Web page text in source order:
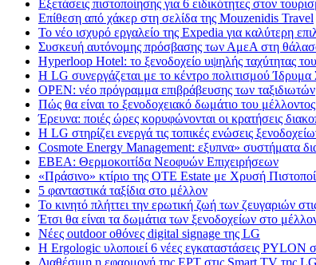
Εξετάσεις πιστοποίησης για 6 ειδικότητες στον
Επίθεση από χάκερ στη σελίδα της Mouzenidis Travel
Το νέο ισχυρό εργαλείο της Expedia για καλύτερη
Συσκευή αυτόνομης πρόσβασης των ΑμεΑ στη
Hyperloop Hotel: το ξενοδοχείο υψηλής ταχύτητας
Η LG συνεργάζεται με το κέντρο πολιτισμού Ίδρυμα
OPEN: νέο πρόγραμμα επιβράβευσης των ταξιδιωτών
Πώς θα είναι το ξενοδοχειακό δωμάτιο του μέλλοντος
Έρευνα: ποιές ώρες κορυφώνονται οι κρατήσεις
Η LG στηρίζει ενεργά τις τοπικές ενώσεις
Cosmote Energy Management: εξυπνα» συστήματα
ΕΒΕΑ: Θερμοκοιτίδα Νεοφυών Επιχειρήσεων
«Πράσινο» κτίριο της OTE Estate με Χρυσή
5 φανταστικά ταξίδια στο μέλλον
Το κινητό πλήττει την ερωτική ζωή των ζευγαριών
Έτσι θα είναι τα δωμάτια των ξενοδοχείων στο
Nέες outdoor οθόνες digital signage της LG
Η Ergologic υλοποιεί 6 νέες εγκαταστάσεις PYLON
Διαθέσιμη η εφαρμογή της ΕΡΤ στις Smart TV της LG